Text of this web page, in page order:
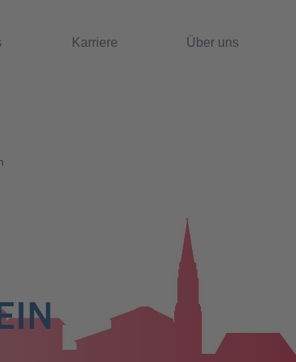
Karriere Über uns